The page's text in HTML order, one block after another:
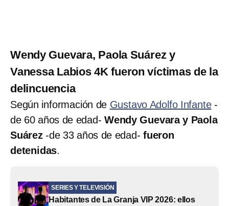
Wendy Guevara, Paola Suárez y
Vanessa Labios 4K fueron víctimas de la
delincuencia
Según información de Gustavo Adolfo Infante-
de 60 años de edad- Wendy Guevara y Paola
Suárez-de 33 años de edad-fueron
detenidas.
SERIES Y TELEVISIÓN
Habitantes de La Granja VIP 2026: ellos